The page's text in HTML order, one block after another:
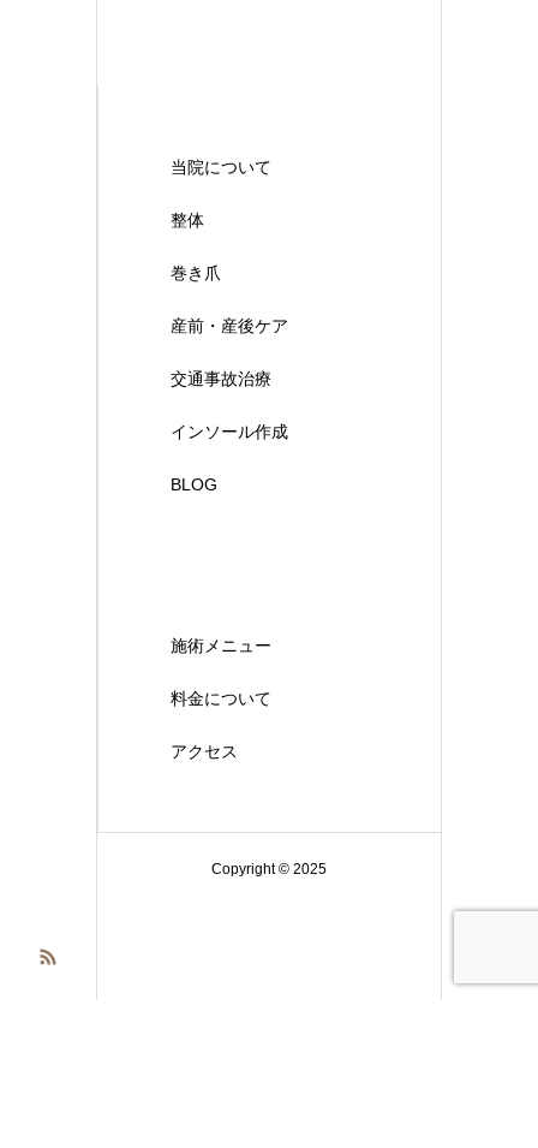
当院について
整体
巻き爪
産前・産後ケア
交通事故治療
インソール作成
BLOG
施術メニュー
料金について
アクセス
Copyright © 2025